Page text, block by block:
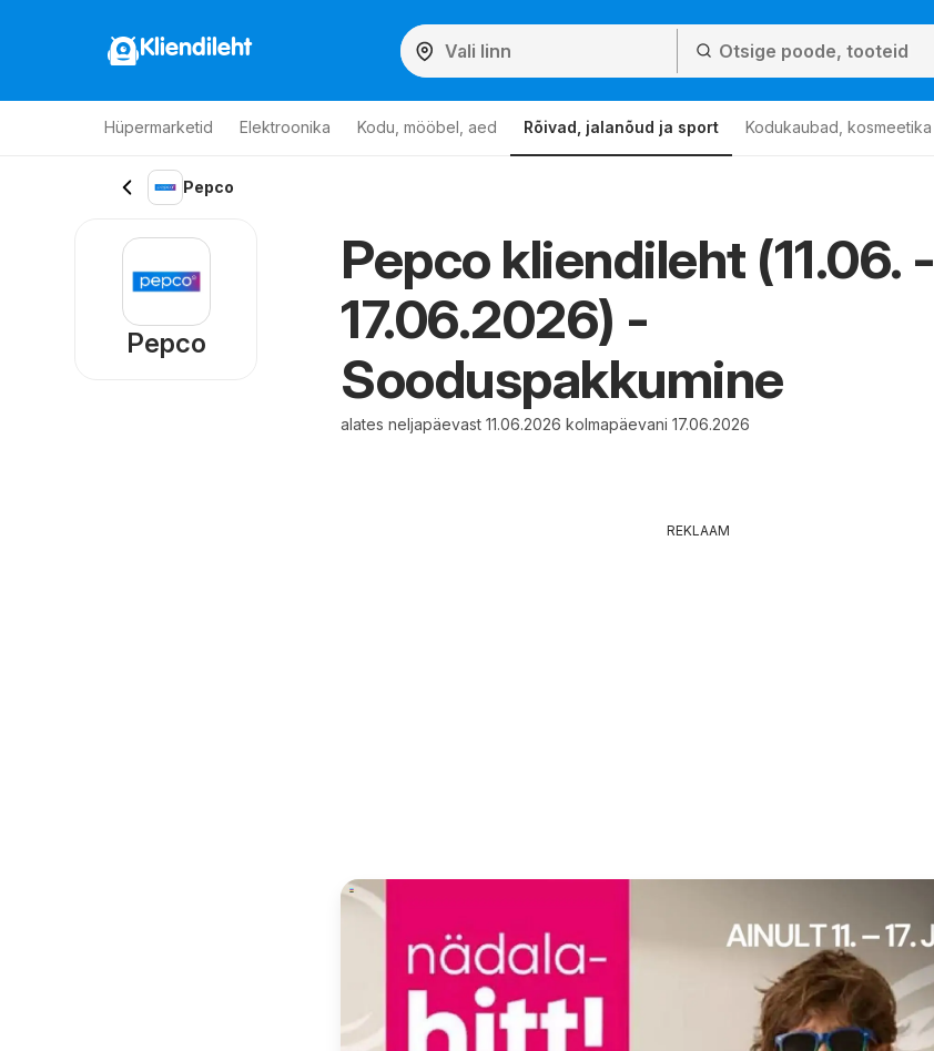
Kliendileht
Hüpermarketid Elektroonika Kodu, mööbel, aed Rõivad, jalanõud ja sport Kodukaubad, kosmeetika
Pepco
Pepco kliendileht (11.06. -
17.06.2026) -
Sooduspakkumine
alates neljapäevast 11.06.2026 kolmapäevani 17.06.2026
REKLAAM
Pepco